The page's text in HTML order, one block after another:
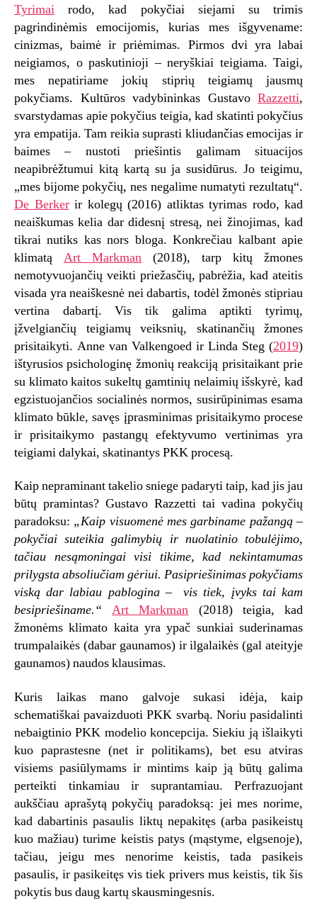
Tyrimai rodo, kad pokyčiai siejami su trimis
pagrindinėmis emocijomis, kurias mes išgyvename:
cinizmas, baimė ir priėmimas. Pirmos dvi yra labai
neigiamos, o paskutinioji – neryškiai teigiama. Taigi,
mes nepatiriame jokių stiprių teigiamų jausmų
pokyčiams. Kultūros vadybininkas Gustavo Razzetti,
svarstydamas apie pokyčius teigia, kad skatinti pokyčius
yra empatija. Tam reikia suprasti kliudančias emocijas ir
baimes – nustoti priešintis galimam situacijos
neapibrėžtumui kitą kartą su ja susidūrus. Jo teigimu,
„mes bijome pokyčių, nes negalime numatyti rezultatų“.
De Berkerir kolegų (2016) atliktas tyrimas rodo, kad
neaiškumas kelia dar didesnį stresą, nei žinojimas, kad
tikrai nutiks kas nors bloga. Konkrečiau kalbant apie
klimatą Art Markman (2018), tarp kitų žmones
nemotyvuojančių veikti priežasčių, pabrėžia, kad ateitis
visada yra neaiškesnė nei dabartis, todėl žmonės stipriau
vertina dabartį. Vis tik galima aptikti tyrimų,
įžvelgiančių teigiamų veiksnių, skatinančių žmones
prisitaikyti. Anne van Valkengoed ir Linda Steg (2019)
ištyrusios psichologinę žmonių reakciją prisitaikant prie
su klimato kaitos sukeltų gamtinių nelaimių išskyrė, kad
egzistuojančios socialinės normos, susirūpinimas esama
klimato būkle, savęs įprasminimas prisitaikymo procese
ir prisitaikymo pastangų efektyvumo vertinimas yra
teigiami dalykai, skatinantys PKK procesą.
Kaip nepraminant takelio sniege padaryti taip, kad jis jau
būtų pramintas? Gustavo Razzetti tai vadina pokyčių
paradoksu: „Kaip visuomenė mes garbiname pažangą –
pokyčiai suteikia galimybių ir nuolatinio tobulėjimo,
tačiau nesąmoningai visi tikime, kad nekintamumas
prilygsta absoliučiam gėriui. Pasipriešinimas pokyčiams
viską dar labiau pablogina – vis tiek, įvyks tai kam
besipriešiname.“
Art Markman (2018) teigia, kad
žmonėms klimato kaita yra ypač sunkiai suderinamas
trumpalaikės (dabar gaunamos) ir ilgalaikės (gal ateityje
gaunamos) naudos klausimas.
Kuris laikas mano galvoje sukasi idėja, kaip
schematiškai pavaizduoti PKK svarbą. Noriu pasidalinti
nebaigtinio PKK modelio koncepcija. Siekiu ją išlaikyti
kuo paprastesne (net ir politikams), bet esu atviras
visiems pasiūlymams ir mintims kaip ją būtų galima
perteikti tinkamiau ir suprantamiau. Perfrazuojant
aukščiau aprašytą pokyčių paradoksą: jei mes norime,
kad dabartinis pasaulis liktų nepakitęs (arba pasikeistų
kuo mažiau) turime keistis patys (mąstyme, elgsenoje),
tačiau, jeigu mes nenorime keistis, tada pasikeis
pasaulis, ir pasikeitęs vis tiek privers mus keistis, tik šis
pokytis bus daug kartų skausmingesnis.